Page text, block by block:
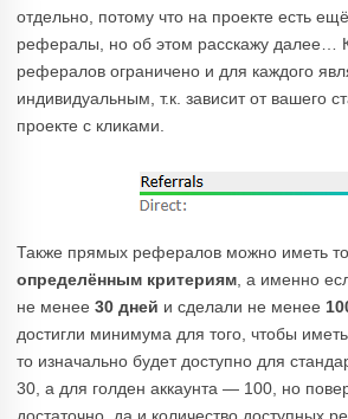
отдельно, потому что на проекте есть
рефералы, но об этом расскажу далее…
рефералов ограничено и для каждого
индивидуальным, т.к. зависит от вашего
проекте с кликами.
Также прямых рефералов можно иметь
определённым критериям , а именно
не менее 30 дней и сделали не менее
достигли минимума для того, чтобы
то изначально будет доступно для
30, а для голден аккаунта — 100, но